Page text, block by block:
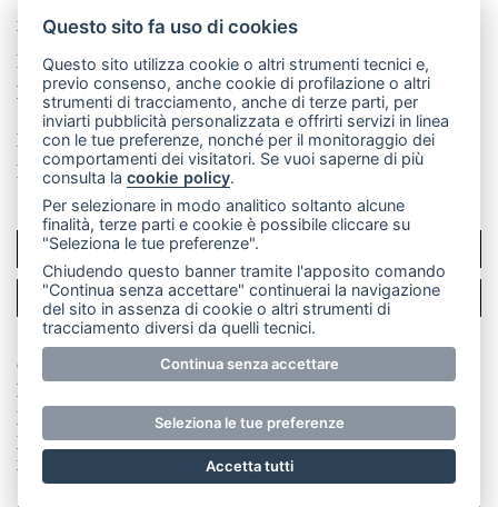
mail: redazione@leccoonline.com
La redazione
MerateOnline CasateOnline
RSS
Made by VIP
Privacy policy
Cookie policy
Rivedi le tue scelte sui cookie
SCRIVICI
PER LA TUA PUBBLICITÀ
© Copyright Merateonline S.r.l. - Tutti i diritti riservati.
E' proibita la riproduzione e pubblicazione anche
parziale di testi, articoli e immagini senza la
preventiva autorizzazione scritta dell'editore. RI Lecco
numero Rea LC 291.277 - Capitale sociale 10.329,14 €
Questo sito fa uso di cookies
Questo sito utilizza cookie o altri strumenti tecnici e,
previo consenso, anche cookie di profilazione o altri
strumenti di tracciamento, anche di terze parti, per
inviarti pubblicità personalizzata e offrirti servizi in linea
con le tue preferenze, nonché per il monitoraggio dei
comportamenti dei visitatori. Se vuoi saperne di più
consulta lacookie policy.
Per selezionare in modo analitico soltanto alcune
finalità, terze parti e cookie è possibile cliccare su
"Seleziona le tue preferenze".
Chiudendo questo banner tramite l'apposito comando
"Continua senza accettare" continuerai la navigazione
del sito in assenza di cookie o altri strumenti di
tracciamento diversi da quelli tecnici.
Continua senza accettare
Seleziona le tue preferenze
Accetta tutti